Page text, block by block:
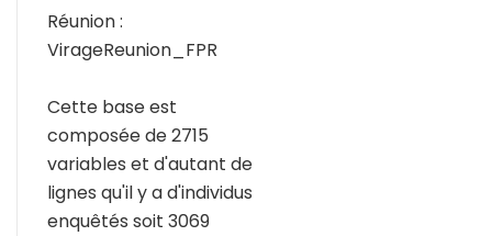
Réunion :
VirageReunion_FPR
Cette base est
composée de 2715
variables et d'autant de
lignes qu'il y a d'individus
enquêtés soit 3069